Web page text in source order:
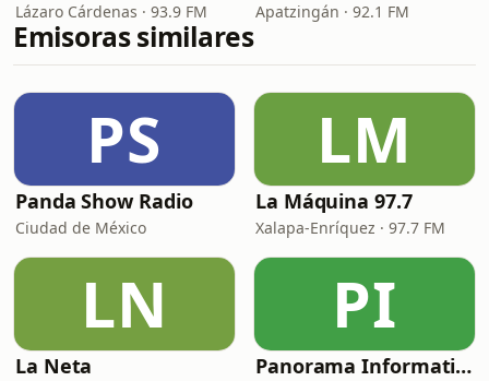
Lázaro Cárdenas · 93.9 FM Apatzingán · 92.1 FM
Emisoras similares
PS
Panda Show Radio
Ciudad de México
LM
La Máquina 97.7
Xalapa-Enríquez · 97.7 FM
LN
La Neta
PI
Panorama Informativo